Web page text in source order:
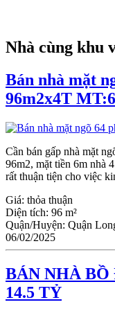
Nhà cùng khu
Bán nhà mặt
96m2x4T
Cần bán gấp nhà mặt
96m2, mặt tiền 6m nhà
rất thuận tiện cho việc
Giá: thỏa thuận
Diện tích: 96 m²
Quận/Huyện: Quận
06/02/2025
BÁN NHÀ
14.5 TỶ